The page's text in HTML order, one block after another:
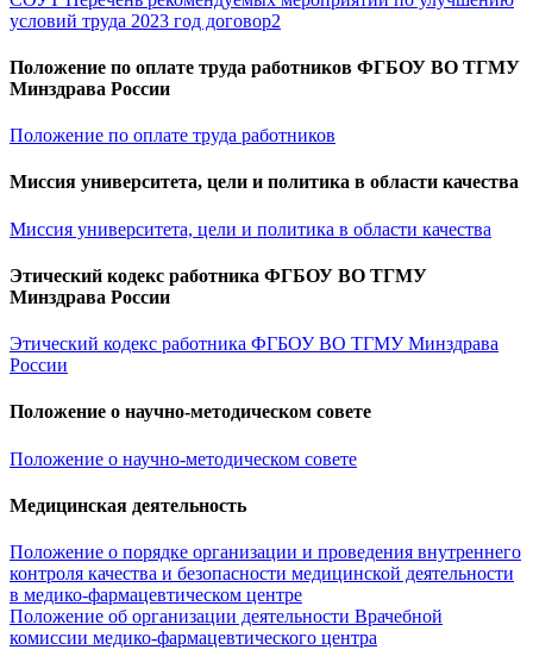
условий труда 2023 год договор2
Положение по оплате труда работников ФГБОУ ВО ТГМУ
Минздрава России
Положение по оплате труда работников
Миссия университета, цели и политика в области качества
Миссия университета, цели и политика в области качества
Этический кодекс работника ФГБОУ ВО ТГМУ
Минздрава России
Этический кодекс работника ФГБОУ ВО ТГМУ Минздрава
России
Положение о научно-методическом совете
Положение о научно-методическом совете
Медицинская деятельность
Положение о порядке организации и проведения внутреннего
контроля качества и безопасности медицинской деятельности
в медико-фармацевтическом центре
Положение об организации деятельности Врачебной
комиссии медико-фармацевтического центра